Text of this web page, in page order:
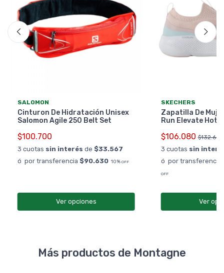
SALOMON
Cinturon De Hidratación Unisex
Salomon Agile 250 Belt Set
$100.700
3 cuotas sin interés de $33.567
ó por transferencia $90.630 10% OFF
Ver opciones
SKECHERS
Zapatilla De
Run Elevate Hot
$106.080 $132.600
3 cuotas sin
ó por transferencia
OFF
Ver
Más productos de Montagne